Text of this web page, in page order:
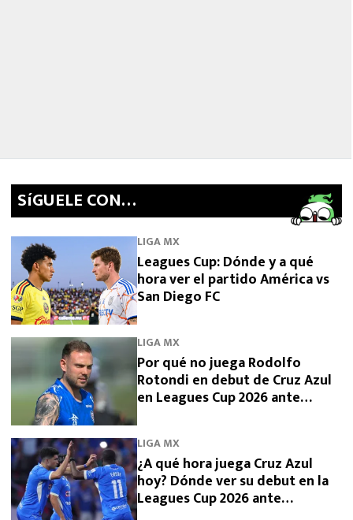
SíGUELE CON…
LIGA MX
Leagues Cup: Dónde y a qué
hora ver el partido América vs
San Diego FC
LIGA MX
Por qué no juega Rodolfo
Rotondi en debut de Cruz Azul
en Leagues Cup 2026 ante
LIGA MX
¿A qué hora juega Cruz Azul
hoy? Dónde ver su debut en la
Leagues Cup 2026 ante